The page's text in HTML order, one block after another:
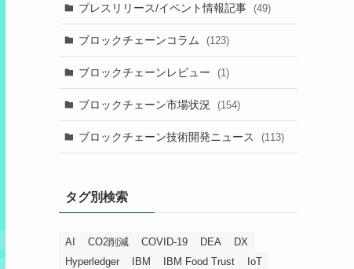
プレスリリース/イベント情報記事 (49)
ブロックチェーンコラム (123)
ブロックチェーンレビュー (1)
ブロックチェーン市場状況 (154)
ブロックチェーン技術開発ニュース (113)
タグ別検索
AI CO2削減 COVID-19 DEA
DX
Hyperledger
IBM IBM Food Trust
IoT